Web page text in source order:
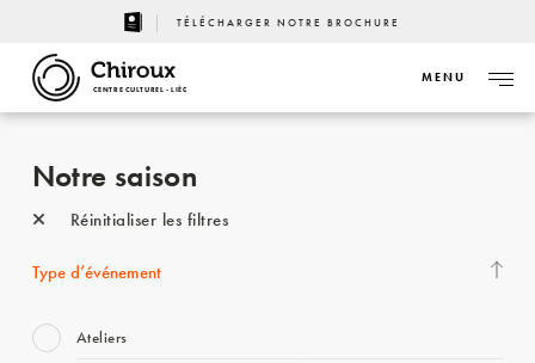
TÉLÉCHARGER NOTRE BROCHURE
CENTRE CULTUREL - LIÈGE
MENU
Notre saison
Réinitialiser les filtres
Type d’événement
Ateliers